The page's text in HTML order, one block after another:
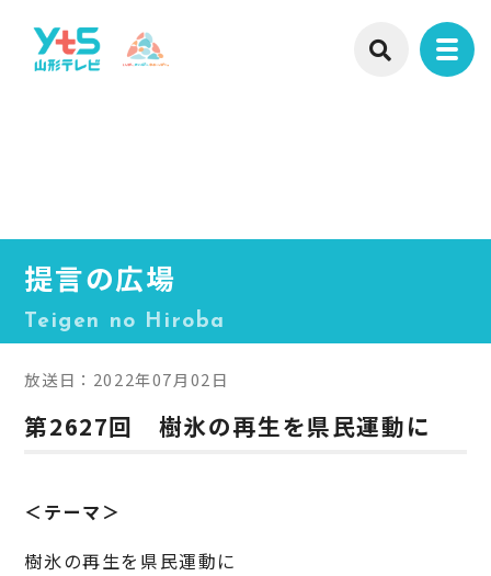
提言の広場
Teigen no Hiroba
放送日：2022年07月02日
第2627回 樹氷の再生を県民運動に
＜テーマ＞
樹氷の再生を県民運動に